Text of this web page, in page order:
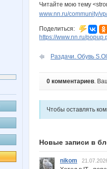
Читайте мою тему
www.nn.ru/community/
Поделиться:
https://www.nn.ru/
Раздачи. Обувь
0 комментариев.
Чтобы оставлять
Новые записи в
nikom